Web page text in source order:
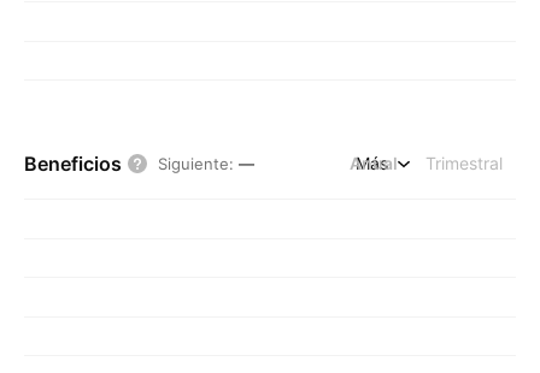
Beneficios Siguiente: — Anual Trimestral
Más